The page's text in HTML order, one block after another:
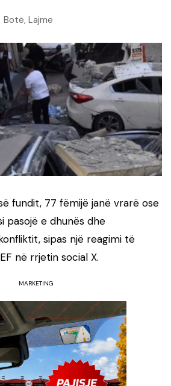
Botë, Lajme
fundit, 77 fëmijë janë vrarë ose
pasojë e dhunës dhe
sipas një reagimi të
në rrjetin social X.
MARKETING